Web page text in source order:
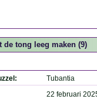
de tong leeg maken (9)
Tubantia
22 februari